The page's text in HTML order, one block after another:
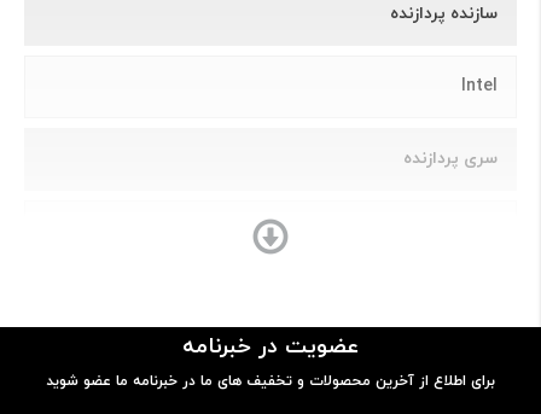
سازنده پردازنده
Intel
سری پردازنده
8550U
عضویت در خبرنامه
برای اطلاع از آخرین محصولات و تخفیف های ما در خبرنامه ما عضو شوید